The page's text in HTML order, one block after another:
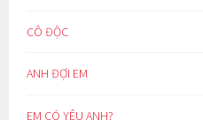
CÔ ĐỘC
ANH ĐỢI EM
EM CÓ YÊU ANH?